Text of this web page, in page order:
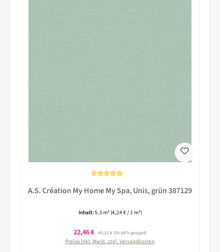
A.S. Création My Home My Spa, Unis, grün 387129
Inhalt:5.3 m² (4,24 € / 1 m²)
Verkaufspreis:
22,46 € Regulärer Preis:
45,32 €(50.44% gespart)
Preise inkl. MwSt. zzgl. Versandkosten